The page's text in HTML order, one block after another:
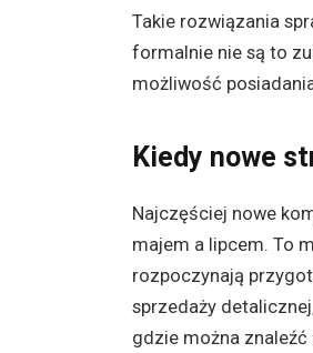
Takie rozwiązania
formalnie nie są to
możliwość
Kiedy nowe
Najczęściej nowe
majem a lipcem. To
rozpoczynają
sprzedaży
gdzie można